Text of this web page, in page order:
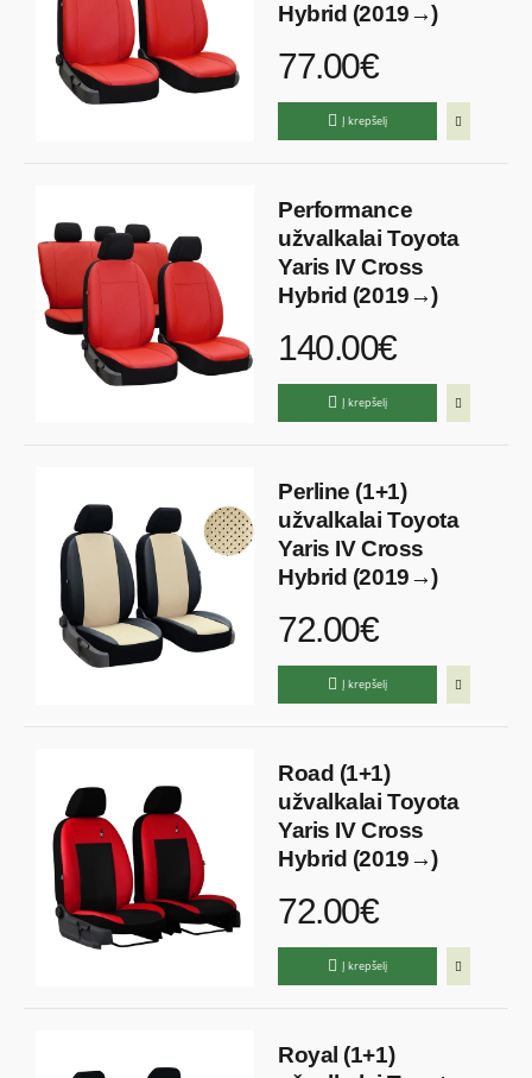
Hybrid (2019→)
77.00€
Į krepšelį
Performance
užvalkalai Toyota
Yaris IV Cross
Hybrid (2019→)
140.00€
Į krepšelį
Perline (1+1)
užvalkalai Toyota
Yaris IV Cross
Hybrid (2019→)
72.00€
Į krepšelį
Road (1+1)
užvalkalai Toyota
Yaris IV Cross
Hybrid (2019→)
72.00€
Į krepšelį
Royal (1+1)